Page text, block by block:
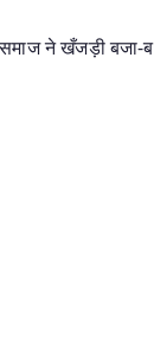
ने खँजड़ी बजा-